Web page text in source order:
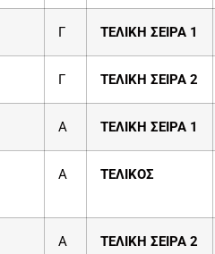
Γ ΤΕΛΙΚΗ ΣΕΙΡΑ 1
Γ ΤΕΛΙΚΗ ΣΕΙΡΑ 2
Α ΤΕΛΙΚΗ ΣΕΙΡΑ 1
Α ΤΕΛΙΚΟΣ
Α ΤΕΛΙΚΗ ΣΕΙΡΑ 2